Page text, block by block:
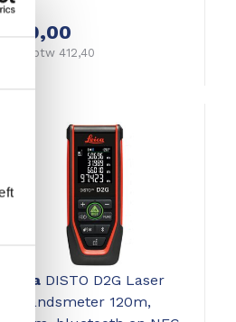
499,00
Excl. btw 412,40
LeicaDISTO D2G Laser
Afstandsmeter 120m,